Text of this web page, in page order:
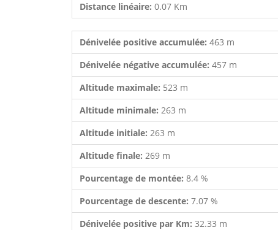
Distance linéaire: 0.07 Km
Dénivelée positive accumulée: 463 m
Dénivelée négative accumulée: 457 m
Altitude maximale: 523 m
Altitude minimale: 263 m
Altitude initiale: 263 m
Altitude finale: 269 m
Pourcentage de montée: 8.4 %
Pourcentage de descente: 7.07 %
Dénivelée positive par Km: 32.33 m